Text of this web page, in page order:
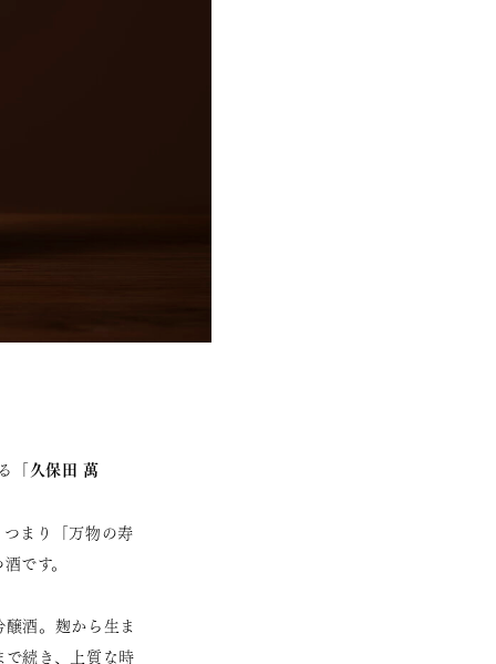
「久保田 萬
まり「万物の寿
です。
酒。麹から生ま
続き、上質な時